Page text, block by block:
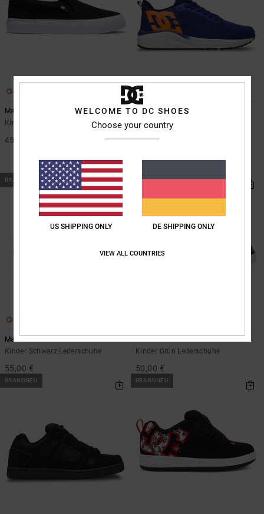
Manual Slip
Kinder Schwarz Slip-on-Schuhe
45,00 €
Roammax
Kinder Grün Schuhe
50,00 €
BRANDNEU
Manteca 4 V
Kinder Schwarz Lederschuhe
55,00 €
BRANDNEU
Kinder Grün Lederschuhe
50,00 €
BRANDNEU BRANDNEU
WELCOME TO DC SHOES
Choose your country
US SHIPPING ONLY DE SHIPPING ONLY
VIEW ALL COUNTRIES